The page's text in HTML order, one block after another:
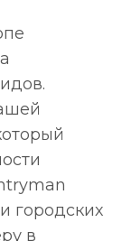
городских
в